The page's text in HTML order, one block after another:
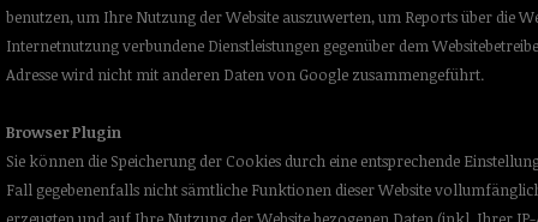
benutzen, um Ihre Nutzung der Website auszuwerten, um Reports über die
Internetnutzung verbundene Dienstleistungen gegenüber dem
Adresse wird nicht mit anderen Daten von Google zusammengeführt.
Browser Plugin
Sie können die Speicherung der Cookies durch eine entsprechende
Fall gegebenenfalls nicht sämtliche Funktionen dieser Website